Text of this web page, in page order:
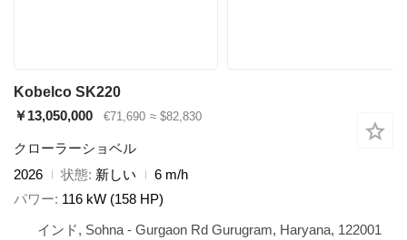
Kobelco SK220
￥13,050,000
€71,690 ≈ $82,830
クローラーショベル
2026
状態 新しい
6 m/h
パワー 116 kW (158 HP)
インド, Sohna - Gurgaon Rd Gurugram, Haryana, 122001